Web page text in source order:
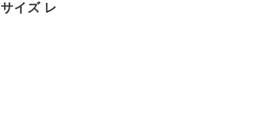
イズ レ